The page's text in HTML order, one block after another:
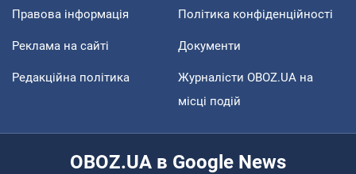
Правова інформація Політика конфіденційності
Реклама на сайті Документи
Редакційна політика
Журналісти OBOZ.UA на
місці подій
OBOZ.UA в Google News